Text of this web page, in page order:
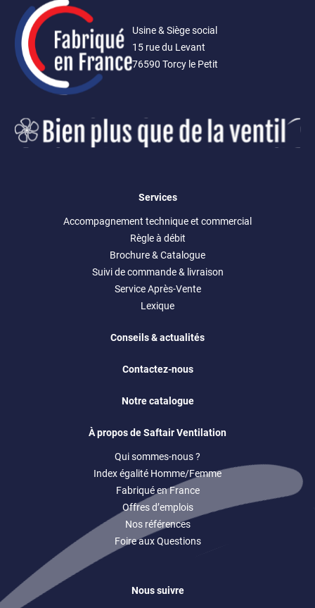
Usine & Siège social
15 rue du Levant
76590 Torcy le Petit
Services
Accompagnement technique et commercial
Règle à débit
Brochure & Catalogue
Suivi de commande & livraison
Service Après-Vente
Lexique
Conseils & actualités
Contactez-nous
Notre catalogue
À propos de Saftair Ventilation
Qui sommes-nous ?
Index égalité Homme/Femme
Fabriqué en France
Offres d’emplois
Nos références
Foire aux Questions
Nous suivre